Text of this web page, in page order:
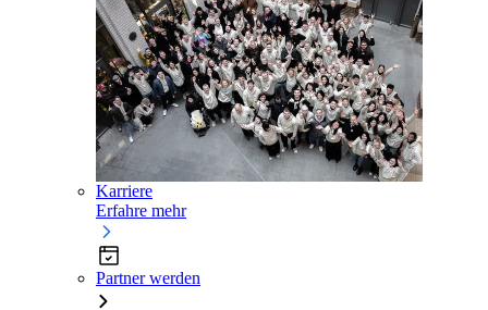
Karriere
Erfahre mehr
Partner werden